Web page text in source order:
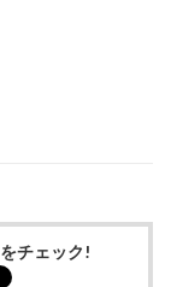
チェック!